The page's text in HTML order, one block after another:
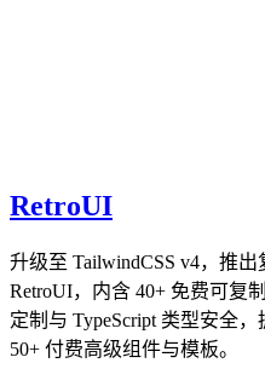
RetroUI
升级至 TailwindCSS v4，推
RetroUI，内含 40+ 免费可复
定制与 TypeScript 类型安全
50+ 付费高级组件与模板。